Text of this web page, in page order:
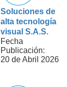
Soluciones de
alta tecnología
visual S.A.S.
Fecha
Publicación:
20 de Abril 2026